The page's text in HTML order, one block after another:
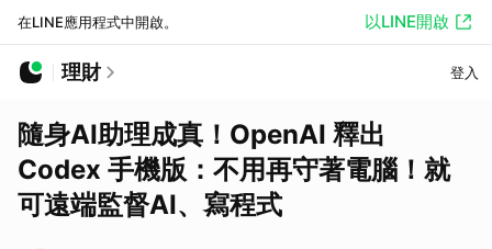
在LINE應用程式中開啟。 以LINE開啟
理財 登入
隨身AI助理成真！OpenAI 釋出
Codex 手機版：不用再守著電腦！就
可遠端監督AI、寫程式